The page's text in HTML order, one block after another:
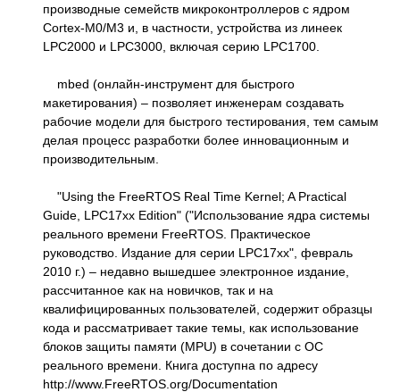
производные семейств микроконтроллеров с ядром
Cortex-M0/M3 и, в частности, устройства из линеек
LPC2000 и LPC3000, включая серию LPC1700.
mbed (онлайн-инструмент для быстрого
макетирования) – позволяет инженерам создавать
рабочие модели для быстрого тестирования, тем самым
делая процесс разработки более инновационным и
производительным.
"Using the FreeRTOS Real Time Kernel; A Practical
Guide, LPC17xx Edition" ("Использование ядра системы
реального времени FreeRTOS. Практическое
руководство. Издание для серии LPC17xx", февраль
2010 г.) – недавно вышедшее электронное издание,
рассчитанное как на новичков, так и на
квалифицированных пользователей, содержит образцы
кода и рассматривает такие темы, как использование
блоков защиты памяти (MPU) в сочетании с ОС
реального времени. Книга доступна по адресу
http://www.FreeRTOS.org/Documentation